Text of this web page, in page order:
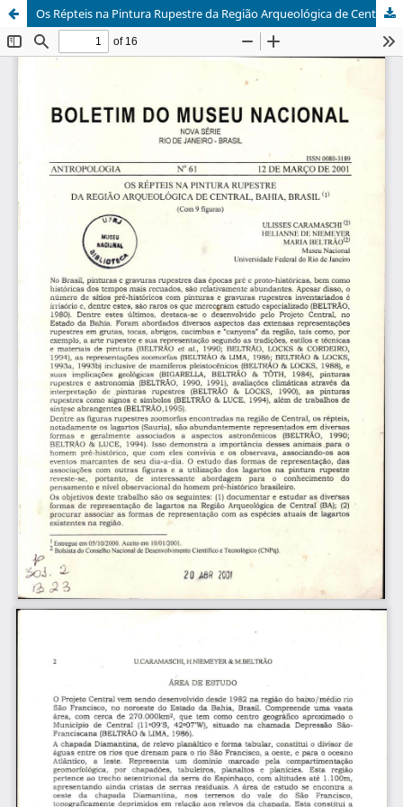
Os Répteis na Pintura Rupestre da Região Arqueológica de Central, Bahia, Brasil